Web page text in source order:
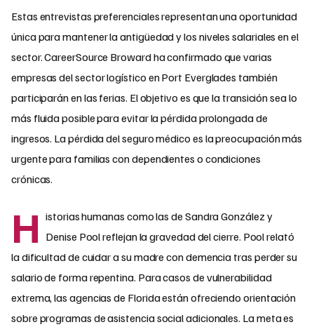
Estas entrevistas preferenciales representan una oportunidad
única para mantener la antigüedad y los niveles salariales en el
sector. CareerSource Broward ha confirmado que varias
empresas del sector logístico en Port Everglades también
participarán en las ferias. El objetivo es que la transición sea lo
más fluida posible para evitar la pérdida prolongada de
ingresos. La pérdida del seguro médico es la preocupación más
urgente para familias con dependientes o condiciones
crónicas.
H istorias humanas como las de Sandra González y
Denise Pool reflejan la gravedad del cierre. Pool relató
la dificultad de cuidar a su madre con demencia tras perder su
salario de forma repentina. Para casos de vulnerabilidad
extrema, las agencias de Florida están ofreciendo orientación
sobre programas de asistencia social adicionales. La meta es